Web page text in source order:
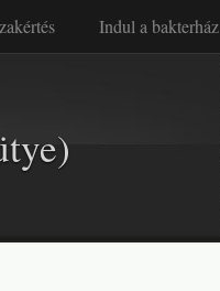
Indul a bakterház